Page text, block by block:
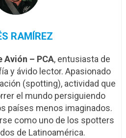
RAMÍREZ
– PCA, entusiasta de
y ávido lector. Apasionado
(spotting), actividad que
el mundo persiguiendo
países menos imaginados.
como uno de los spotters
de Latinoamérica.